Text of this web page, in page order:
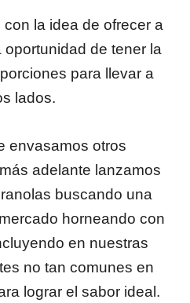
la idea de ofrecer a
oportunidad de tener la
para llevar a
lados.
envasamos otros
adelante lanzamos
buscando una
horneando con
en nuestras
no tan comunes en
lograr el sabor ideal.